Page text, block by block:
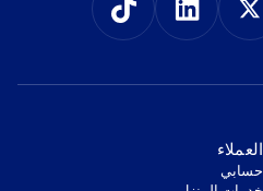
‫العملاء‬
‫حسابي‬